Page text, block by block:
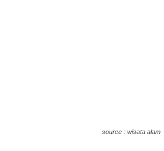
source : wisata alam